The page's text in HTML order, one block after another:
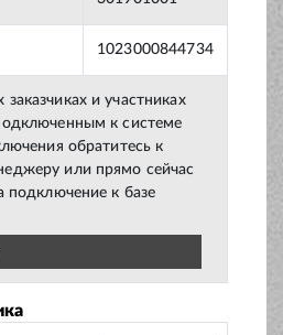
1023000844734
и участниках
к системе
обратитесь к
или прямо сейчас
подключение к базе